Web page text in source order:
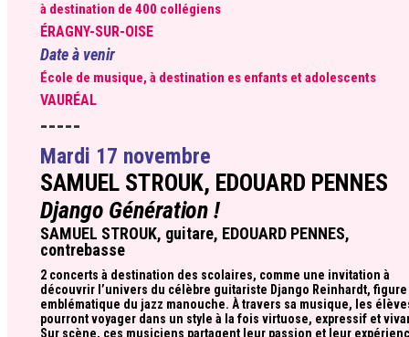
à destination de 400 collégiens
ÉRAGNY-SUR-OISE
Date à venir
École de musique, à destination es enfants et adolescents
VAURÉAL
-----
Mardi 17 novembre
SAMUEL STROUK, EDOUARD PENNES
Django Génération !
SAMUEL STROUK, guitare, EDOUARD PENNES,
contrebasse
2 concerts à destination des scolaires, comme une invitation à
découvrir l’univers du célèbre guitariste Django Reinhardt, figure
emblématique du jazz manouche. À travers sa musique, les
pourront voyager dans un style à la fois virtuose, expressif et
Sur scène, ces musiciens partagent leur passion et leur